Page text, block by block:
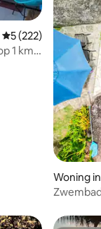
Gemiddelde
5 (222)
1 km
Woning